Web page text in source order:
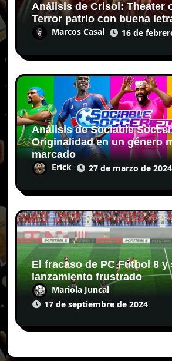
Análisis de Crisol: Theater
Terror patrio con buena
Marcos Casal 16 de
Análisis de Sociable
Originalidad en un género
marcado
Erick 27 de marzo de 2024
El fracaso de PC Fútbol 8 y
lanzamiento frustrado
Mariola Juncal
17 de septiembre de 2024